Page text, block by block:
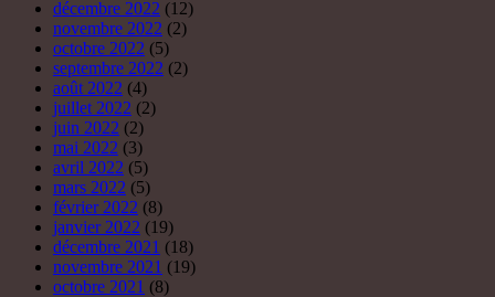
décembre 2022 (12)
novembre 2022 (2)
octobre 2022 (5)
septembre 2022 (2)
août 2022 (4)
juillet 2022 (2)
juin 2022 (2)
mai 2022 (3)
avril 2022 (5)
mars 2022 (5)
février 2022 (8)
janvier 2022 (19)
décembre 2021 (18)
novembre 2021 (19)
octobre 2021 (8)